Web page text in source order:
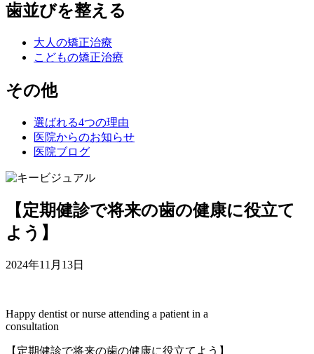
歯並びを整える
大人の矯正治療
こどもの矯正治療
その他
選ばれる4つの理由
医院からのお知らせ
医院ブログ
【定期健診で将来の歯の健康に役立て
よう】
2024年11月13日
Happy dentist or nurse attending a patient in a
consultation
【定期健診で将来の歯の健康に役立てよう】